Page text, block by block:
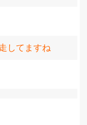
してますね